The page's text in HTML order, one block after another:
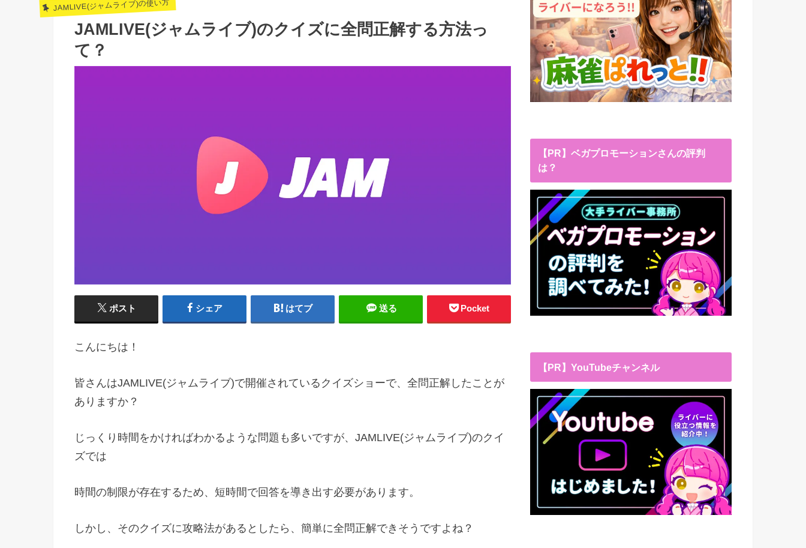
JAMLIVE(ジャムライブ)の使い方
JAMLIVE(ジャムライブ)のクイズに全問正解する方法っ
て？
ポスト シェア はてブ 送る Pocket
こんにちは！
皆さんはJAMLIVE(ジャムライブ)で開催されているクイズショーで、全問正解したことが
ありますか？
じっくり時間をかければわかるような問題も多いですが、JAMLIVE(ジャムライブ)のクイ
ズでは
時間の制限が存在するため、短時間で回答を導き出す必要があります。
しかし、そのクイズに攻略法があるとしたら、簡単に全問正解できそうですよね？
【PR】ベガプロモーションさんの評判
は？
【PR】YouTubeチャンネル